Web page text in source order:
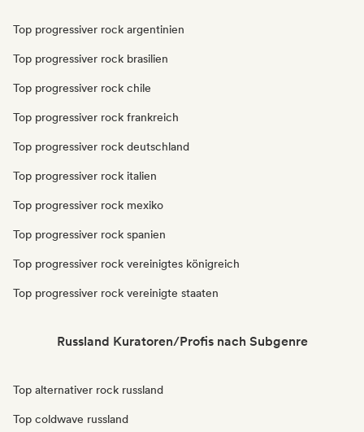
Top progressiver rock argentinien
Top progressiver rock brasilien
Top progressiver rock chile
Top progressiver rock frankreich
Top progressiver rock deutschland
Top progressiver rock italien
Top progressiver rock mexiko
Top progressiver rock spanien
Top progressiver rock vereinigtes königreich
Top progressiver rock vereinigte staaten
Russland Kuratoren/Profis nach Subgenre
Top alternativer rock russland
Top coldwave russland